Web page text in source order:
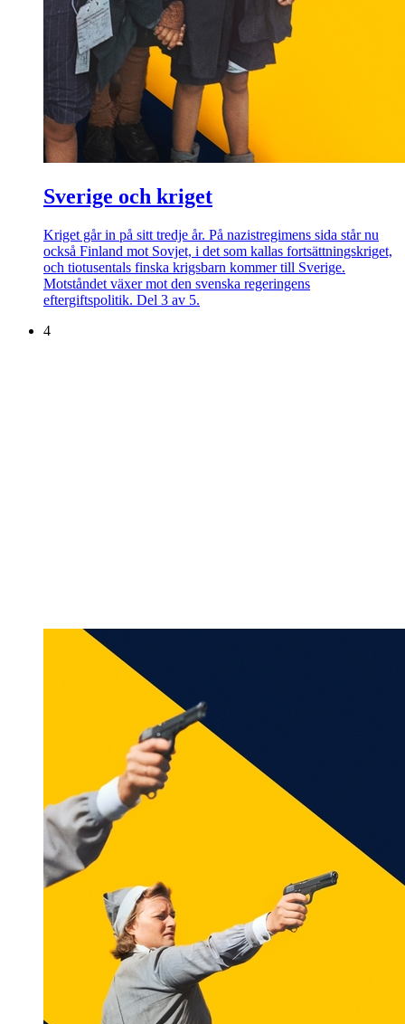
Sverige och kriget
Kriget går in på sitt tredje år. På nazistregimens sida står nu
också Finland mot Sovjet, i det som kallas fortsättningskriget,
och tiotusentals finska krigsbarn kommer till Sverige.
Motståndet växer mot den svenska regeringens
eftergiftspolitik. Del 3 av 5.
4